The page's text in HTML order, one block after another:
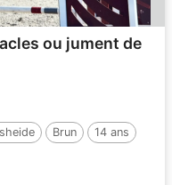
ou jument de
Brun
14 ans